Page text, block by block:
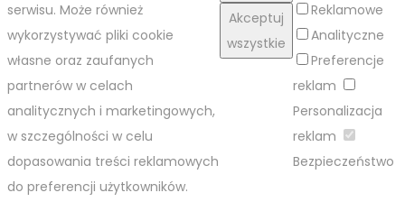
serwisu. Może również
wykorzystywać pliki cookie
własne oraz zaufanych
partnerów w celach
analitycznych i marketingowych,
w szczególności w celu
dopasowania treści reklamowych
do preferencji użytkowników.
Akceptuj
wszystkie
Reklamowe
Analityczne
Preferencje
reklam
Personalizacja
reklam
Bezpieczeństwo